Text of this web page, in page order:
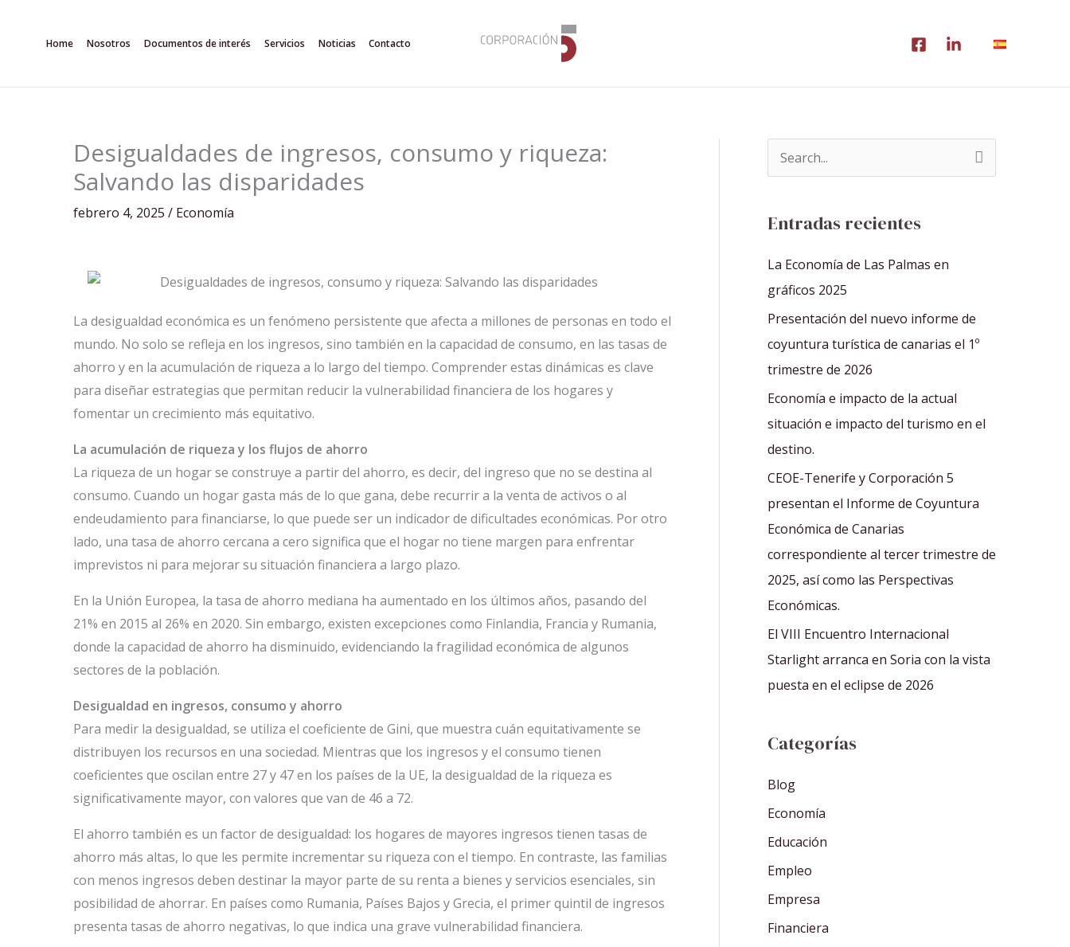
Home Nosotros Documentos de interés Servicios Noticias Contacto
Desigualdades de ingresos, consumo y riqueza:
Salvando las disparidades
febrero 4, 2025 / Economía
La desigualdad económica es un fenómeno persistente que afecta a millones de personas en todo el
mundo. No solo se refleja en los ingresos, sino también en la capacidad de consumo, en las tasas de
ahorro y en la acumulación de riqueza a lo largo del tiempo. Comprender estas dinámicas es clave
para diseñar estrategias que permitan reducir la vulnerabilidad financiera de los hogares y
fomentar un crecimiento más equitativo.
La acumulación de riqueza y los flujos de ahorro
La riqueza de un hogar se construye a partir del ahorro, es decir, del ingreso que no se destina al
consumo. Cuando un hogar gasta más de lo que gana, debe recurrir a la venta de activos o al
endeudamiento para financiarse, lo que puede ser un indicador de dificultades económicas. Por otro
lado, una tasa de ahorro cercana a cero significa que el hogar no tiene margen para enfrentar
imprevistos ni para mejorar su situación financiera a largo plazo.
En la Unión Europea, la tasa de ahorro mediana ha aumentado en los últimos años, pasando del
21% en 2015 al 26% en 2020. Sin embargo, existen excepciones como Finlandia, Francia y Rumania,
donde la capacidad de ahorro ha disminuido, evidenciando la fragilidad económica de algunos
sectores de la población.
Desigualdad en ingresos, consumo y ahorro
Para medir la desigualdad, se utiliza el coeficiente de Gini, que muestra cuán equitativamente se
distribuyen los recursos en una sociedad. Mientras que los ingresos y el consumo tienen
coeficientes que oscilan entre 27 y 47 en los países de la UE, la desigualdad de la riqueza es
significativamente mayor, con valores que van de 46 a 72.
El ahorro también es un factor de desigualdad: los hogares de mayores ingresos tienen tasas de
ahorro más altas, lo que les permite incrementar su riqueza con el tiempo. En contraste, las familias
con menos ingresos deben destinar la mayor parte de su renta a bienes y servicios esenciales, sin
posibilidad de ahorrar. En países como Rumania, Países Bajos y Grecia, el primer quintil de ingresos
presenta tasas de ahorro negativas, lo que indica una grave vulnerabilidad financiera.
a
r
p
o
r
:
Entradas recientes
La Economía de Las Palmas en
gráficos 2025
Presentación del nuevo informe de
coyuntura turística de canarias el 1º
trimestre de 2026
Economía e impacto de la actual
situación e impacto del turismo en el
destino.
CEOE-Tenerife y Corporación 5
presentan el Informe de Coyuntura
Económica de Canarias
correspondiente al tercer trimestre de
2025, así como las Perspectivas
Económicas.
El VIII Encuentro Internacional
Starlight arranca en Soria con la vista
puesta en el eclipse de 2026
Categorías
Blog
Economía
Educación
Empleo
Empresa
Financiera